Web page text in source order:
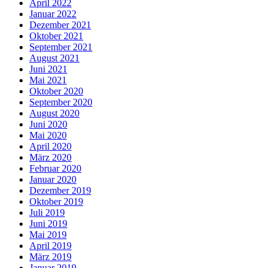
April 2022
Januar 2022
Dezember 2021
Oktober 2021
September 2021
August 2021
Juni 2021
Mai 2021
Oktober 2020
September 2020
August 2020
Juni 2020
Mai 2020
April 2020
März 2020
Februar 2020
Januar 2020
Dezember 2019
Oktober 2019
Juli 2019
Juni 2019
Mai 2019
April 2019
März 2019